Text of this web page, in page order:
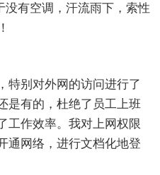
没有空调，汗流雨下，索性
特别对外网的访问进行了
是有的，杜绝了员工上班
工作效率。我对上网权限
通网络，进行文档化地登